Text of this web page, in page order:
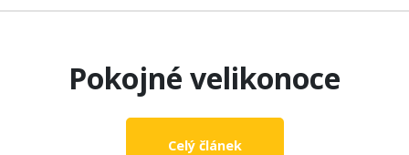
Pokojné velikonoce
Celý článek